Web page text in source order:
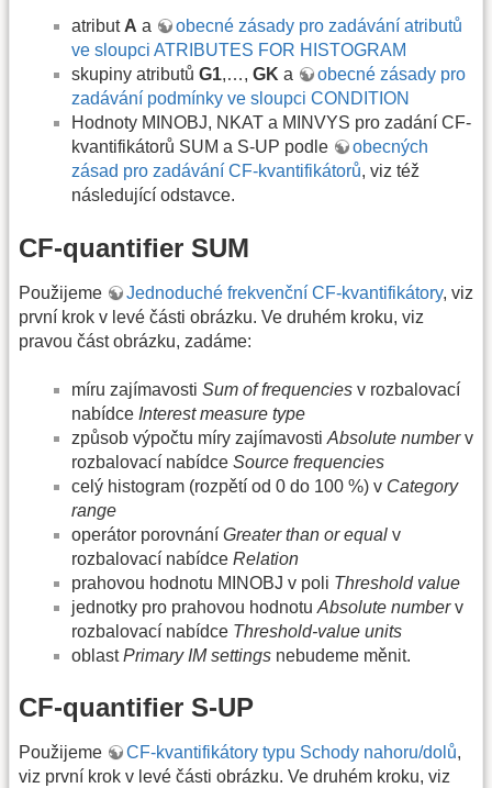
atribut A a
obecné zásady pro zadávání atributů
ve sloupci ATRIBUTES FOR HISTOGRAM
skupiny atributů G1,…, GK a
obecné zásady pro
zadávání podmínky ve sloupci CONDITION
Hodnoty MINOBJ, NKAT a MINVYS pro zadání CF-
kvantifikátorů SUM a S-UP podle
obecných
zásad pro zadávání CF-kvantifikátorů, viz též
následující odstavce.
CF-quantifier SUM
Použijeme Jednoduché frekvenční CF-kvantifikátory, viz
první krok v levé části obrázku. Ve druhém kroku, viz
pravou část obrázku, zadáme:
míru zajímavosti Sum of frequencies v rozbalovací
nabídce Interest measure type
způsob výpočtu míry zajímavosti Absolute numberv
rozbalovací nabídce Source frequencies
celý histogram (rozpětí od 0 do 100 %) v Category
range
operátor porovnání Greater than or equal v
rozbalovací nabídce Relation
prahovou hodnotu MINOBJ v poli Threshold value
jednotky pro prahovou hodnotu Absolute numberv
rozbalovací nabídce Threshold-value units
oblastPrimary IM settings nebudeme měnit.
CF-quantifier S-UP
Použijeme CF-kvantifikátory typu Schody nahoru/dolů,
viz první krok v levé části obrázku. Ve druhém kroku, viz